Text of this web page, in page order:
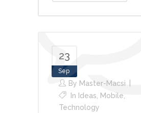
23
Sep
By Master-Macsi
In Ideas Mobile
Technology